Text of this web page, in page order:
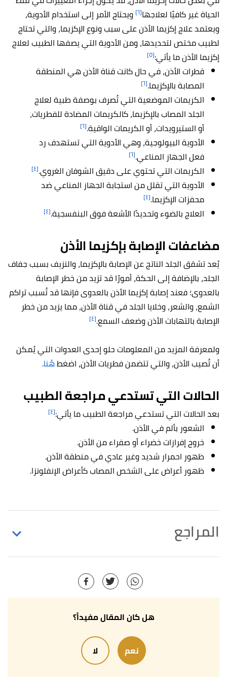
الحياة غير كافيًا لعلاجها[٦] ويحتاج الأمر إلى استخدام الأدوية،
ويعتمد علاج إكزيما الأذن على سبب ونوع الإكزيما، والتي تحتاج
لطبيب مختص لتحديدها، ومن الأدوية التي يصفها الطبيب لعلاج
إكزيما الأذن ما يأتي:[٥]
قطرات الأذن، في حال كانت قناة الأذن هي المنطقة
المصابة بالإكزيما.[٦]
الكريمات الموضعية التي تُصرف بوصفة طبية لعلاج
الجلد المصاب بالإكزيما، كالكريمات المضادة للفطريات،
أو الستيرويدات، أو الكريمات الواقية.[٦]
الأدوية البيولوجية، وهي الأدوية التي تستهدف رد
فعل الجهاز المناعي.[٦]
الكريمات التي تحتوي على دقيق الشوفان الغروي.[٤]
الأدوية التي تقلل من استجابة الجهاز المناعي ضد
محفزات الإكزيما.[٤]
العلاج بالضوء وتحديدًا الأشعة فوق البنفسجية.[٤]
مضاعفات الإصابة بإكزيما الأذن
يُعد تشقق الجلد الناتج عن الإصابة بالإكزيما، والنزيف بسبب جفاف
الجلد، بالإضافة إلى الحكة، أمورًا قد تزيد من خطر الإصابة
بالعدوى؛ فعند إصابة إكزيما الأذن بالعدوى فإنها قد تُسبب تراكم
الشمع، والشعر، وخلايا الجلد في قناة الأذن، مما يزيد من خطر
الإصابة بالتهابات الأذن وضعف السمع.[٤]
ولمعرفة المزيد من المعلومات حلو إحدى العدوات التي يُمكن
أن تُصيب الأذن، والتي تتضمن فطريات الأذن، اضغطهُنا.
الحالات التي تستدعي مراجعة الطبيب
بعد الحالات التي تستدعي مراجعة الطبيب ما يأتي:[٤]
الشعور بألم في الأذن.
خروج إفرازات خضراء أو صفراء من الأذن.
ظهور احمرار شديد وغير عادي في منطقة الأذن.
ظهور أعراض على الشخص المصاب كأعراض الإنفلونزا.
المراجع
inner ears? Sounds like you might have eczema"
netdoctor
, Retrieved 16/5/2021. Edited.
Dan Brennan (27/4/2021),"What to
16/5/2021. Edited.
fondationeczema
هل كان المقال مفيداً؟
نعم لا